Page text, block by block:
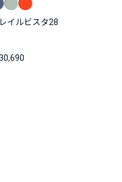
レイルビスタ28